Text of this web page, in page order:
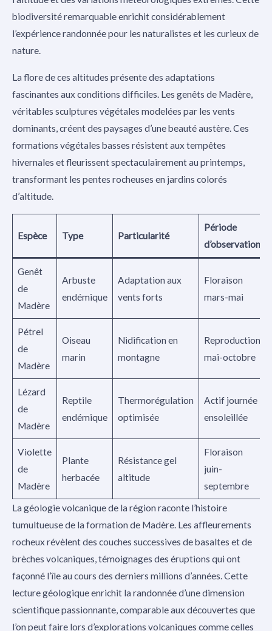
biodiversité remarquable enrichit considérablement
l’expérience randonnée pour les naturalistes et les curieux de
nature.
La flore de ces altitudes présente des adaptations
fascinantes aux conditions difficiles. Les genêts de Madère,
véritables sculptures végétales modelées par les vents
dominants, créent des paysages d’une beauté austère. Ces
formations végétales basses résistent aux tempêtes
hivernales et fleurissent spectaculairement au printemps,
transformant les pentes rocheuses en jardins colorés
d’altitude.
Espèce Type Particularité
Période
d’observation
Genêt
de
Madère
Arbuste
endémique
Adaptation aux
vents forts
Floraison
mars-mai
Pétrel
de
Madère
Oiseau
marin
Nidification en
montagne
Reproduction
mai-octobre
Lézard
de
Madère
Reptile
endémique
Thermorégulation
optimisée
Actif journée
ensoleillée
Violette
de
Madère
Plante
herbacée
Résistance gel
altitude
Floraison
juin-
septembre
La géologie volcanique de la région raconte l’histoire
tumultueuse de la formation de Madère. Les affleurements
rocheux révèlent des couches successives de basaltes et de
brèches volcaniques, témoignages des éruptions qui ont
façonné l’île au cours des derniers millions d’années. Cette
lecture géologique enrichit la randonnée d’une dimension
scientifique passionnante, comparable aux découvertes que
l’on peut faire lors d’explorations volcaniques comme celles